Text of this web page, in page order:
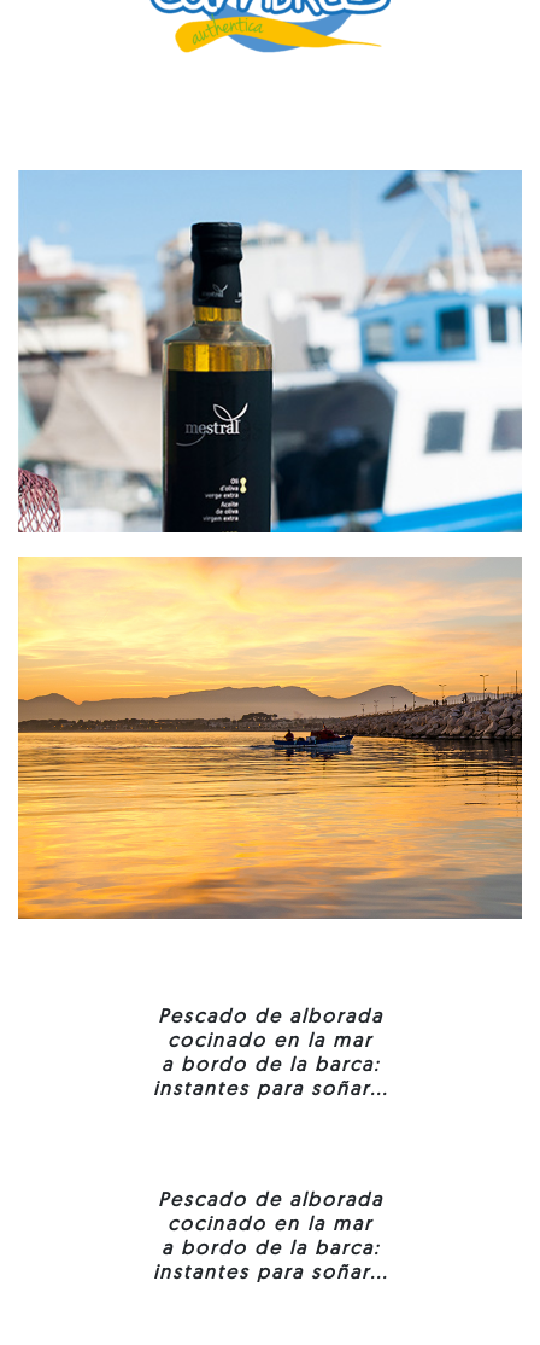
Pescado de alborada
cocinado en la mar
a bordo de la barca:
instantes para soñar...
Pescado de alborada
cocinado en la mar
a bordo de la barca:
instantes para soñar...